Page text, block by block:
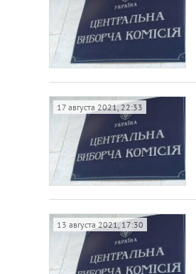
17 августа 2021, 22:33
13 августа 2021, 17:30